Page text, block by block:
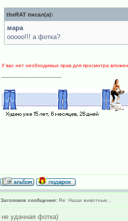
theRAT писал(а):
мара
ооооо!!! а фотка?
У вас нет необходимых прав для просмотра
Заголовок сообщения: Re: Наши животные...
не удачная фотка)